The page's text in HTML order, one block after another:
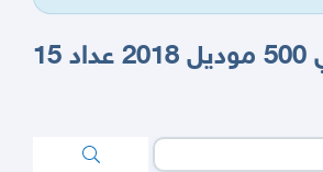
لكزس ال سي 500 موديل 2018 عداد 15